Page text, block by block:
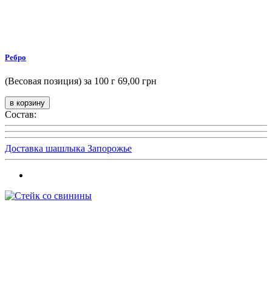
Ребро
(Весовая позиция) за 100 г 69,00 грн
Состав:
Доставка шашлыка Запорожье